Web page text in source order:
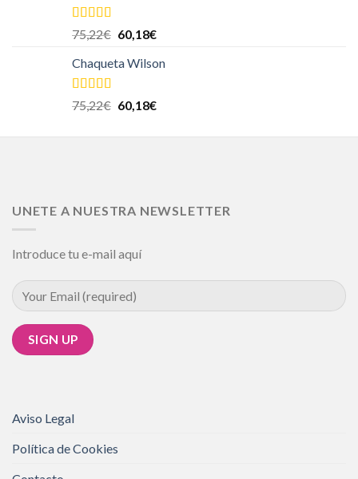
Valorado en
5.00
75,22€ 60,18€
Chaqueta Wilson
Valorado en
5.00
75,22€ 60,18€
UNETE A NUESTRA NEWSLETTER
Introduce tu e-mail aquí
Aviso Legal
Política de Cookies